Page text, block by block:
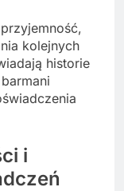
kolejnych
historie
i